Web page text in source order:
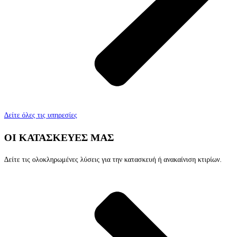
Δείτε όλες τις υπηρεσίες
ΟΙ ΚΑΤΑΣΚΕΥΕΣ ΜΑΣ
Δείτε τις ολοκληρωμένες λύσεις για την κατασκευή ή ανακαίνιση κτιρίων.